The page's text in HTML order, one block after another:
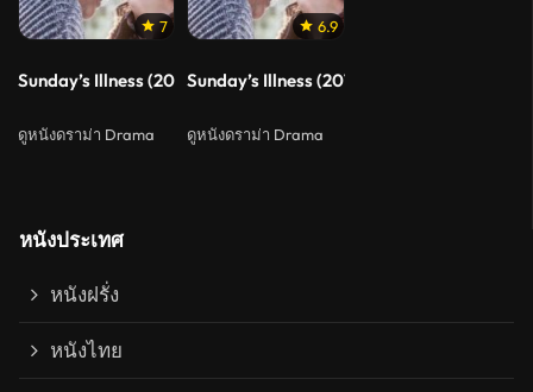
7
Sunday’s Illness (2018) โรคร้ายยวันอาทิตย์ (Soundtrack ซับไทย)
ดูหนังดราม่า Drama
6.9
Sunday’s Illness (2018) โรคร้ายวันอาทิตย์
ดูหนังดราม่า Drama
หนังประเทศ
หนังฝรั่ง
หนังไทย